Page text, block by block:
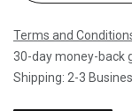
Terms and
30-day money-back
Shipping: 2-3